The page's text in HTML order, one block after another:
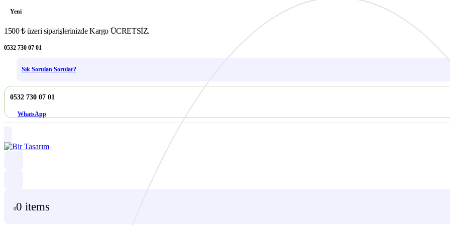
Yeni
1500 ₺ üzeri siparişlerinizde Kargo ÜCRETSİZ.
0532 730 07 01
Sık Sorulan Sorular?
0532 730 07 01
WhatsApp
00 items